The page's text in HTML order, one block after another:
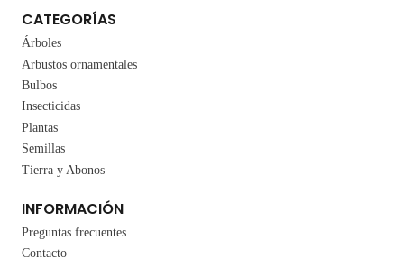
CATEGORÍAS
Árboles
Arbustos ornamentales
Bulbos
Insecticidas
Plantas
Semillas
Tierra y Abonos
INFORMACIÓN
Preguntas frecuentes
Contacto